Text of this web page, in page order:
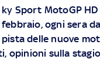
ky Sport MotoGP
febbraio, ogni sera
pista delle nuove
opinioni sulla